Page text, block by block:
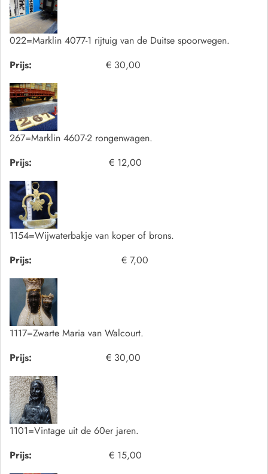
022=Marklin 4077-1 rijtuig van de Duitse spoorwegen.
Prijs:
€ 30,00
267=Marklin 4607-2 rongenwagen.
Prijs:
€ 12,00
1154=Wijwaterbakje van koper of brons.
Prijs:
€ 7,00
1117=Zwarte Maria van Walcourt.
Prijs:
€ 30,00
1101=Vintage uit de 60er jaren.
Prijs:
€ 15,00